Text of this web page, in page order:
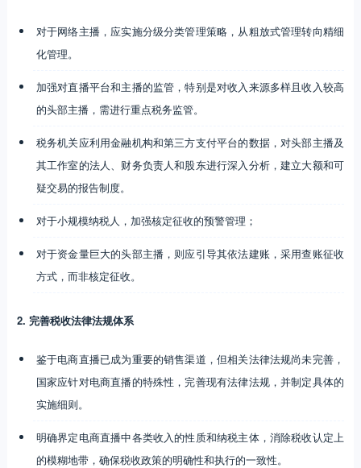
对于网络主播，应实施分级分类管理策略，从粗放式管理转向精细
化管理。
加强对直播平台和主播的监管，特别是对收入来源多样且收入较高
的头部主播，需进行重点税务监管。
税务机关应利用金融机构和第三方支付平台的数据，对头部主播及
其工作室的法人、财务负责人和股东进行深入分析，建立大额和可
疑交易的报告制度。
对于小规模纳税人，加强核定征收的预警管理；
对于资金量巨大的头部主播，则应引导其依法建账，采用查账征收
方式，而非核定征收。
2. 完善税收法律法规体系
鉴于电商直播已成为重要的销售渠道，但相关法律法规尚未完善，
国家应针对电商直播的特殊性，完善现有法律法规，并制定具体的
实施细则。
明确界定电商直播中各类收入的性质和纳税主体，消除税收认定上
的模糊地带，确保税收政策的明确性和执行的一致性。